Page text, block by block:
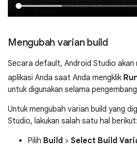
Mengubah varian build
Secara default, Android Studio akan
aplikasi Anda saat Anda mengklik
untuk digunakan selama
Untuk mengubah varian build yang
Studio, lakukan salah satu hal berikut:
Pilih Build > Select Build